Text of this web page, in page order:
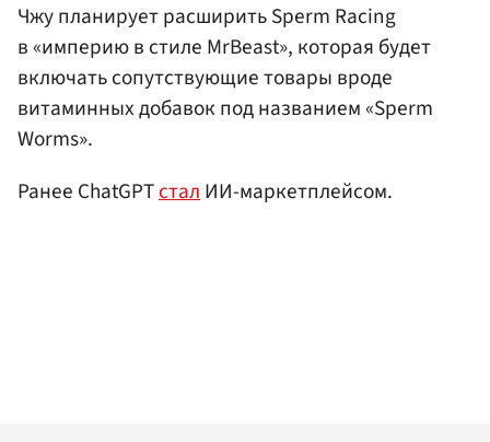
Чжу планирует расширить Sperm Racing
в «империю в стиле MrBeast», которая будет
включать сопутствующие товары вроде
витаминных добавок под названием «Sperm
Worms».
Ранее ChatGPTсталИИ-маркетплейсом.